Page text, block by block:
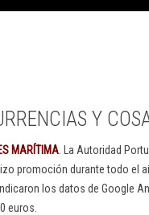
Y
MARÍTIMA . La Autoridad
promoción durante todo el
los datos de Google
euros.